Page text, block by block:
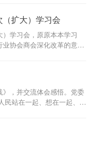
位。要体现在规划推进实
经济是一国经济的...
扩大）学习会
学习会，原原本本学习
业协会商会深化改革的意
始终把为民造福作为最大
作出新的更大贡献。 会议
，并交流体会感悟。党委
民站在一起、想在一起、干
、为民谋利。要始终坚持